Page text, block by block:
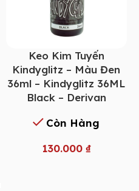
Keo Kim Tuyến
Kindyglitz – Màu Đen
36ml – Kindyglitz 36ML
Black – Derivan
Còn Hàng
130.000 ₫